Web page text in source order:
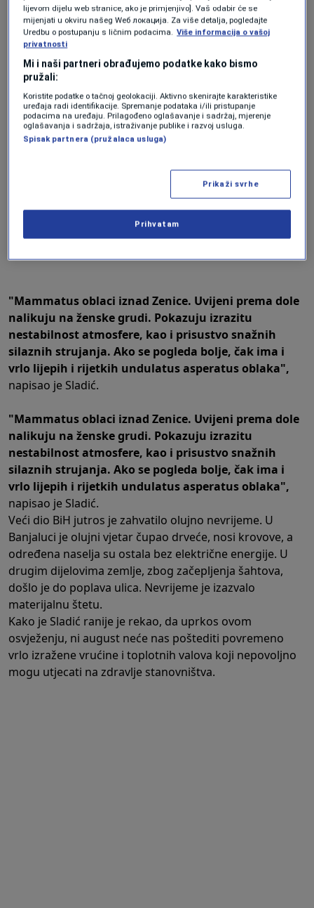
Veći dio BiH jutros je zahvatilo olujno nevrijeme. U
Banjaluci je olujni vjetar čupao drveće, nosi krovove, a
određena naselja su ostala bez električne energije. U
drugim dijelovima zemlje, zbog začepljenja šahtova,
došlo je do poplava ulica. Nevrijeme je izazvalo
materijalnu štetu.
Kako je Sladić ranije je rekao, da uprkos ovom
"Mammatus oblaci iznad Zenice. Uvijeni prema dole
nalikuju na ženske grudi. Pokazuju izrazitu
nestabilnost atmosfere, kao i prisustvo snažnih
silaznih strujanja. Ako se pogleda bolje, čak ima i
vrlo lijepih i rijetkih undulatus asperatus oblaka",
napisao je Sladić.
"Mammatus oblaci iznad Zenice. Uvijeni prema dole
nalikuju na ženske grudi. Pokazuju izrazitu
nestabilnost atmosfere, kao i prisustvo snažnih
silaznih strujanja. Ako se pogleda bolje, čak ima i
vrlo lijepih i rijetkih undulatus asperatus oblaka",
napisao je Sladić.
Veći dio BiH jutros je zahvatilo olujno nevrijeme. U
Banjaluci je olujni vjetar čupao drveće, nosi krovove, a
određena naselja su ostala bez električne energije. U
drugim dijelovima zemlje, zbog začepljenja šahtova,
došlo je do poplava ulica. Nevrijeme je izazvalo
materijalnu štetu.
Kako je Sladić ranije je rekao, da uprkos ovom
osvježenju, ni august neće nas poštediti povremeno
vrlo izražene vrućine i toplotnih valova koji nepovoljno
mogu utjecati na zdravlje stanovništva.
lijevom dijelu web stranice, ako je primjenjivo]. Vaš odabir će se
mijenjati u okviru našeg Wеб локација. Za više detalja, pogledajte
Uredbu o postupanju s ličnim podacima. Više informacija o vašoj
privatnosti
Mi i naši partneri obrađujemo podatke kako bismo
pružali:
Koristite podatke o tačnoj geolokaciji. Aktivno skenirajte karakteristike
uređaja radi identifikacije. Spremanje podataka i/ili pristupanje
podacima na uređaju. Prilagođeno oglašavanje i sadržaj, mjerenje
oglašavanja i sadržaja, istraživanje publike i razvoj usluga.
Spisak partnera (pružalaca usluga)
Prikaži svrhe
Prihvatam